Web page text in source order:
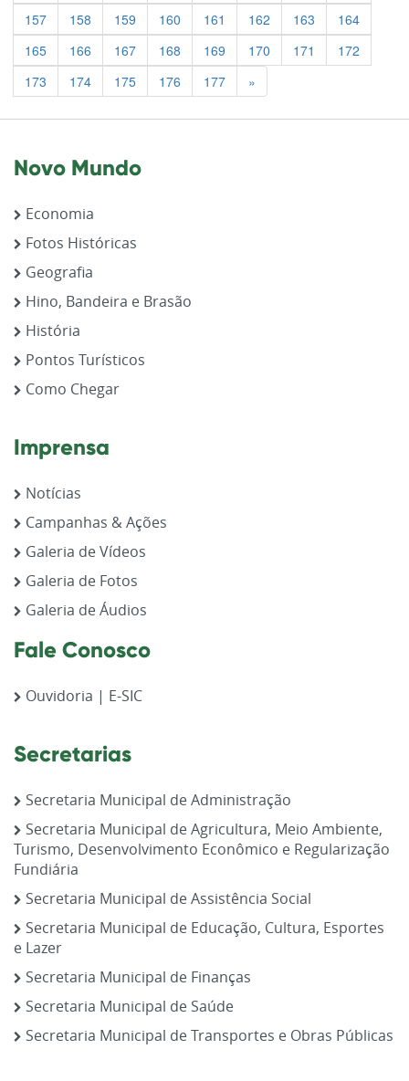
157 158 159 160 161 162 163
164
165
166 167 168 169 170 171
172
173
174 175 176 177 »
Novo Mundo
Economia
Fotos Históricas
Geografia
Hino, Bandeira e Brasão
História
Pontos Turísticos
Como Chegar
Imprensa
Notícias
Campanhas & Ações
Galeria de Vídeos
Galeria de Fotos
Galeria de Áudios
Fale Conosco
Ouvidoria | E-SIC
Secretarias
Secretaria Municipal de Administração
Secretaria Municipal de Agricultura, Meio Ambiente,
Turismo, Desenvolvimento Econômico e Regularização
Fundiária
Secretaria Municipal de Assistência Social
Secretaria Municipal de Educação, Cultura, Esportes
e Lazer
Secretaria Municipal de Finanças
Secretaria Municipal de Saúde
Secretaria Municipal de Transportes e Obras Públicas